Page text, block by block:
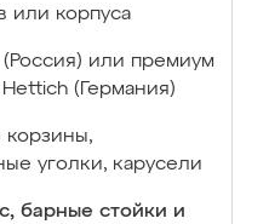
или корпуса
(Россия) или премиум
(Германия)
корзины,
уголки, карусели
барные стойки и